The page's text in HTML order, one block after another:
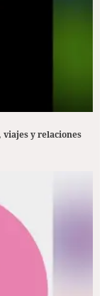
viajes y relaciones